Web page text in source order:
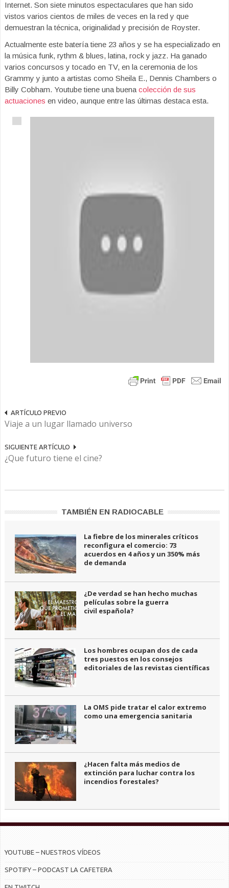
Internet. Son siete minutos espectaculares que han sido
vistos varios cientos de miles de veces en la red y que
demuestran la técnica, originalidad y precisión de Royster.
Actualmente este batería tiene 23 años y se ha especializado en
la música funk, rythm & blues, latina, rock y jazz. Ha ganado
varios concursos y tocado en TV, en la ceremonia de los
Grammy y junto a artistas como Sheila E., Dennis Chambers o
Billy Cobham. Youtube tiene una buena colección de sus
actuaciones en video, aunque entre las últimas destaca esta.
ARTÍCULO PREVIO
Viaje a un lugar llamado universo
SIGUIENTE ARTÍCULO
¿Que futuro tiene el cine?
TAMBIÉN EN RADIOCABLE
La fiebre de los minerales críticos
reconfigura el comercio: 73
acuerdos en 4 años y un 350% más
de demanda
¿De verdad se han hecho muchas
películas sobre la guerra
civil española?
Los hombres ocupan dos de cada
tres puestos en los consejos
editoriales de las revistas científicas
La OMS pide tratar el calor extremo
como una emergencia sanitaria
¿Hacen falta más medios de
extinción para luchar contra los
incendios forestales?
YOUTUBE – NUESTROS VÍDEOS
SPOTIFY – PODCAST LA CAFETERA